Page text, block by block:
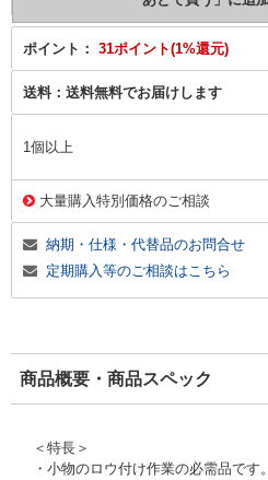
ポイント： 31ポイント(1%還元)
送料： 送料無料でお届けします
1個以上
大量購入特別価格のご相談
納期・仕様・代替品のお問合せ
定期購入等のご相談はこちら
商品概要・商品スペック
＜特長＞
・小物のロウ付け作業の必需品です。